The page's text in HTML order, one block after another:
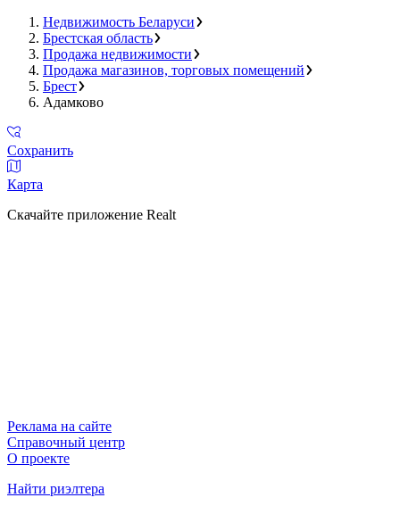
Недвижимость Беларуси
Брестская область
Продажа недвижимости
Продажа магазинов, торговых помещений
Брест
Адамково
Сохранить
Карта
Скачайте приложение Realt
Реклама на сайте
Справочный центр
О проекте
Найти риэлтера